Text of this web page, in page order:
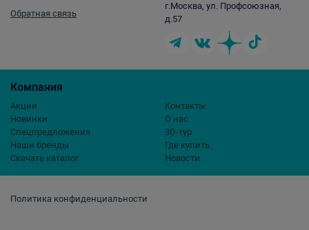
Политика конфиденциальности
Компания
Акции
Новинки
Спецпредложения
Наши бренды
Скачать каталог
Контакты
О нас
3D-тур
Где купить
Новости
Обратная связь
г.Москва, ул. Профсоюзная,
д.57